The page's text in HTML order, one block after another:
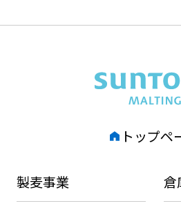
SUNTORY
トップペ
製麦事業 倉